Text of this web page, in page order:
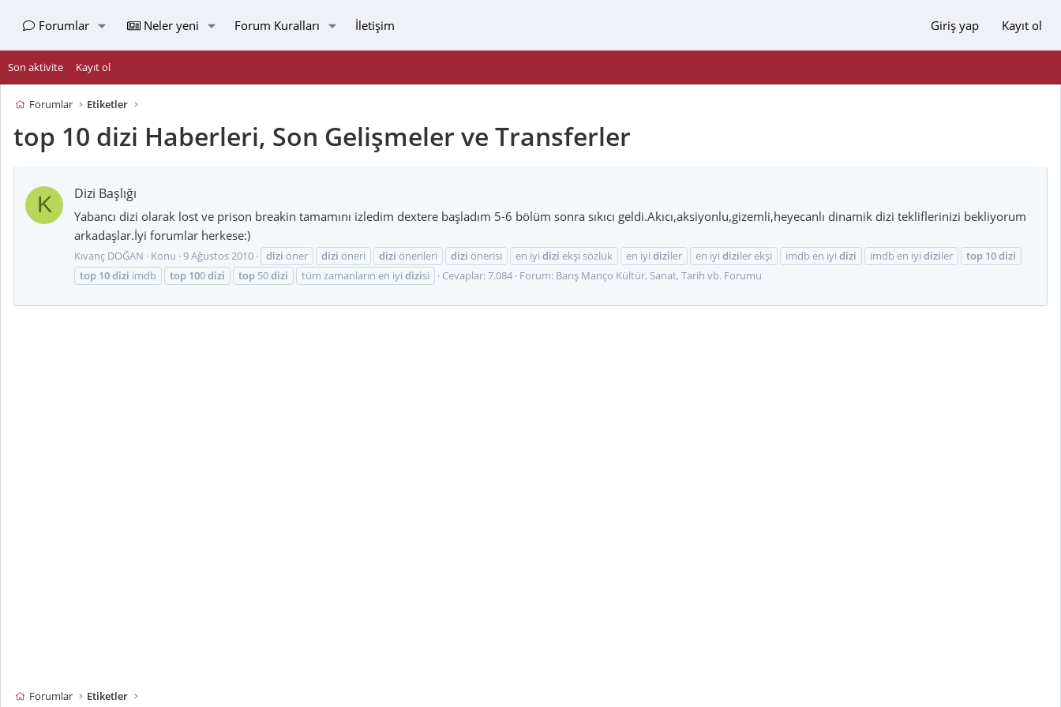
Forumlar Neler yeni Forum Kuralları İletişim Giriş yap Kayıt ol
Son aktivite Kayıt ol
Forumlar Etiketler
top 10 dizi Haberleri, Son Gelişmeler ve Transferler
K Dizi Başlığı
Yabancı dizi olarak lost ve prison breakin tamamını izledim dextere başladım 5-6 bölüm sonra sıkıcı geldi.Akıcı,aksiyonlu,gizemli,heyecanlı dinamik dizi tekliflerinizi bekliyorum
arkadaşlar.İyi forumlar herkese:)
Kıvanç DOĞAN Konu 9 Ağustos 2010 dizi öner dizi öneri dizi önerileri dizi önerisi en iyi dizi ekşi sözlük en iyi diziler en iyi diziler ekşi imdb en iyi dizi imdb en iyi diziler top 10dizi
top 10dizi imdb top 100dizi top 50dizi tüm zamanların en iyi dizisi Cevaplar: 7.084 Forum: Barış Manço Kültür, Sanat, Tarih vb. Forumu
Forumlar Etiketler